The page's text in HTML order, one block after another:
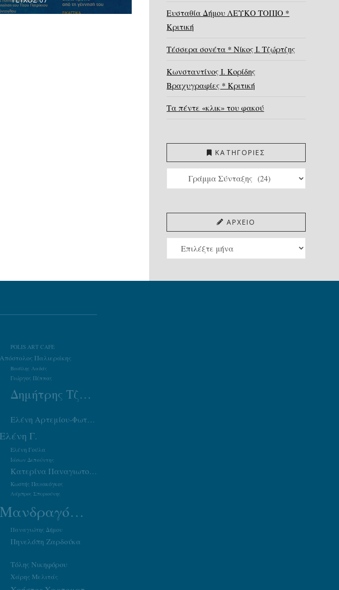
Ευσταθία Δήμου ΛΕΥΚΟ ΤΟΠΙΟ *
Κριτική
Τέσσερα σονέτα * Νίκος Ι. Τζώρτζης
Κωνσταντίνος Ι. Κορίδης
Βραχυγραφίες * Κριτική
Τα πέντε «κλικ» του φακού
ΚΑΤΗΓΟΡΙΕΣ
ΚΑΤΗΓΟΡΙΕΣ
ΑΡΧΕΙΟ
ΑΡΧΕΙΟ
POLIS ART CAFE
Απόστολος Παλιεράκης
Βασίλης Λαδάς
Γιώργος Πέππας
Δημήτρης Τζουμάκας
Ελένη Αρτεμίου-Φωτιάδου
Ελένη Γ.
Ελένη Γούλα
Ιάσων Δεπούντης
Κατερίνα Παναγιωτοπούλου
Κωστής Παπακόγκος
Λάμπρος Σπυριούνης
Μανδραγόρας
Παναγιώτης Δήμου
Πηνελόπη Ζαρδούκα
Τόλης Νικηφόρου
Χάρης Μελιτάς